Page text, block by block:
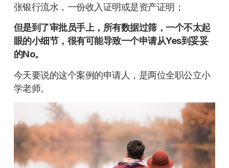
张银行流水，一份收入证明或是资产证明；
但是到了审批员手上，所有数据过筛，一个不太起
眼的小细节，很有可能导致一个申请从Yes到妥妥
的No。
今天要说的这个案例的申请人，是两位全职公立小
学老师。